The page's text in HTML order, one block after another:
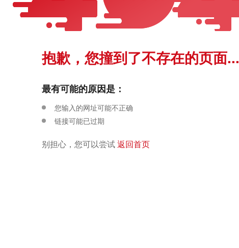
抱歉，您撞到了不存在的页面...
最有可能的原因是：
您输入的网址可能不正确
链接可能已过期
别担心，您可以尝试返回首页